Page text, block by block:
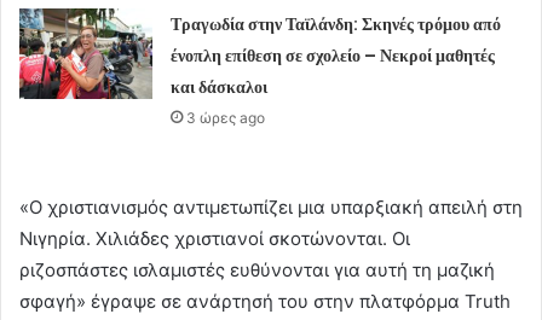
Τραγωδία στην Ταϊλάνδη: Σκηνές τρόμου από
ένοπλη επίθεση σε σχολείο – Νεκροί μαθητές
και δάσκαλοι
3 ώρες ago
«Ο χριστιανισμός αντιμετωπίζει μια υπαρξιακή απειλή στη
Νιγηρία. Χιλιάδες χριστιανοί σκοτώνονται. Οι
ριζοσπάστες ισλαμιστές ευθύνονται για αυτή τη μαζική
σφαγή» έγραψε σε ανάρτησή του στην πλατφόρμα Truth